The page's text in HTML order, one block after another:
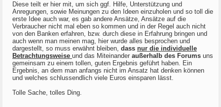
Diese teilt er hier mit, um sich ggf. Hilfe, Unterstützung und
Anregungen, sowie Meinungen zu den Ideen einzuholen und so toll die
erste Idee auch war, es gab andere Ansätze, Ansätze auf die
Verbraucher nicht mal eben so kommen und in der Regel auch nicht
von den Banken erfahren, bzw. durch diese in Erfahrung bringen und
auch wenn man meinen mag, hier wurde alles besprochen und
dargestellt, so muss erwähnt bleiben, dass nur die individuelle
Betrachtungsweise und das Miteinander außerhalb des Forums uns
gemeinsam zu einem tollen, guten Ergebnis geführt haben. Ein
Ergebnis, an dem man anfangs nicht im Ansatz hat denken können
und welches schlussendlich viele Euros einsparen lässt.
Tolle Sache, tolles Ding.